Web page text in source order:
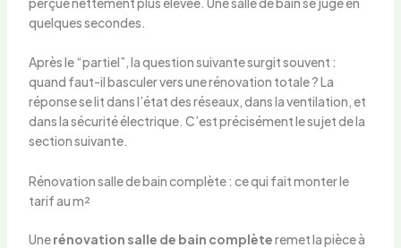
quelques secondes.
Après le “partiel”, la question suivante surgit souvent :
quand faut-il basculer vers une rénovation totale ? La
réponse se lit dans l’état des réseaux, dans la ventilation, et
dans la sécurité électrique. C’est précisément le sujet de la
section suivante.
Rénovation salle de bain complète : ce qui fait monter le
tarif au m²
Unerénovation salle de bain complèteremet la pièce à